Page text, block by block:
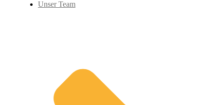
Unser Team